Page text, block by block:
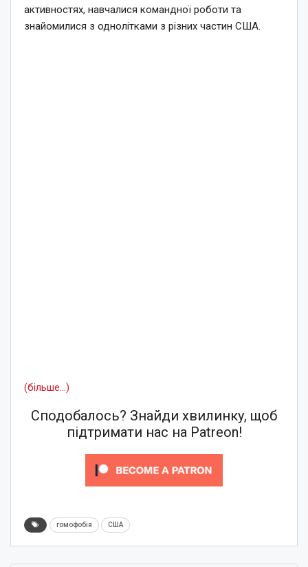
активностях, навчалися командної роботи та
знайомилися з однолітками з різних частин США.
(більше…)
Сподобалось? Знайди хвилинку, щоб
підтримати нас на Patreon!
гомофобія США